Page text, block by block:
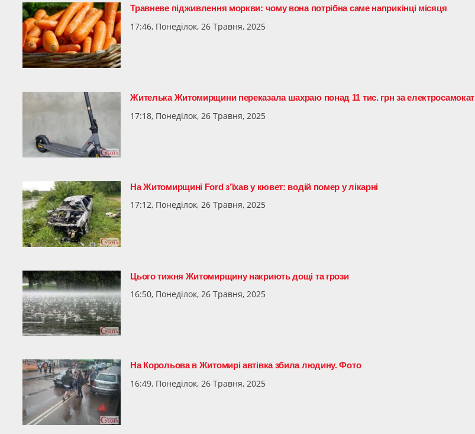
Травневе підживлення моркви: чому вона потрібна саме наприкінці місяця
17:46, Понеділок, 26 Травня, 2025
Жителька Житомирщини переказала шахраю понад 11 тис. грн за електросамокат
17:18, Понеділок, 26 Травня, 2025
На Житомирщині Ford з’їхав у кювет: водій помер у лікарні
17:12, Понеділок, 26 Травня, 2025
Цього тижня Житомирщину накриють дощі та грози
16:50, Понеділок, 26 Травня, 2025
На Корольова в Житомирі автівка збила людину. Фото
16:49, Понеділок, 26 Травня, 2025